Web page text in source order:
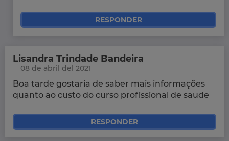
RESPONDER
Lisandra Trindade Bandeira
08 de abril del 2021
Boa tarde gostaria de saber mais informações
quanto ao custo do curso profissional de saude
RESPONDER